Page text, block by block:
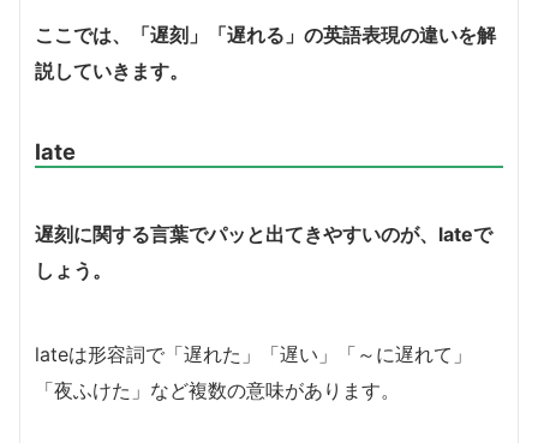
ここでは、「遅刻」「遅れる」の英語表現の違いを解
説していきます。
late
遅刻に関する言葉でパッと出てきやすいのが、lateで
しょう。
lateは形容詞で「遅れた」「遅い」「～に遅れて」
「夜ふけた」など複数の意味があります。